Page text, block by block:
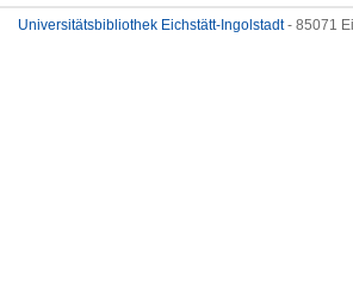
Universitätsbibliothek Eichstätt-Ingolstadt- 85071